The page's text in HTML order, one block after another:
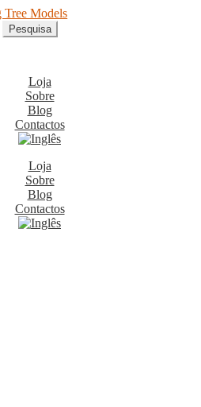
Pesquisa
Loja
Sobre
Blog
Contactos
Loja
Sobre
Blog
Contactos